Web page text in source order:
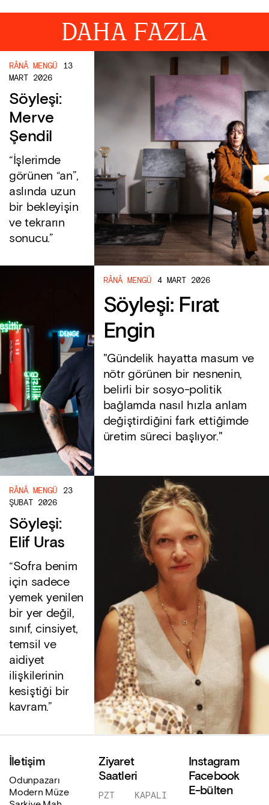
DAHA FAZLA
RÂNÂ MENGÜ
13
MART 2026
Söyleşi:
Merve
Şendil
“İşlerimde
görünen “an”,
aslında uzun
bir bekleyişin
ve tekrarın
sonucu.”
RÂNÂ MENGÜ 4 MART 2026
Söyleşi: Fırat
Engin
"Gündelik hayatta masum ve
nötr görünen bir nesnenin,
belirli bir sosyo-politik
bağlamda nasıl hızla anlam
değiştirdiğini fark ettiğimde
üretim süreci başlıyor."
RÂNÂ MENGÜ
23
ŞUBAT 2026
Söyleşi:
Elif Uras
“Sofra benim
için sadece
yemek yenilen
bir yer değil,
sınıf, cinsiyet,
temsil ve
aidiyet
ilişkilerinin
kesiştiği bir
kavram.”
İletişim
Odunpazarı
Modern Müze
Ziyaret
Saatleri
PZT
KAPALI
Instagram
Facebook
E-bülten